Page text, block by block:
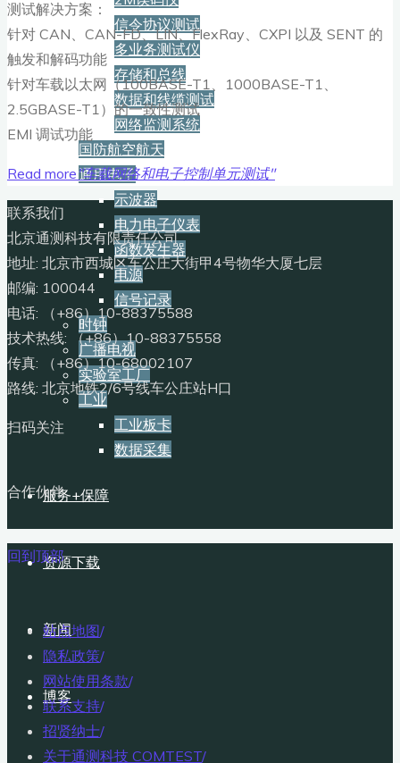
信令协议测试
多业务测试仪
存储和总线
数据和线缆测试
网络监测系统
国防航空航天
通用电子
示波器
电力电子仪表
函数发生器
电源
信号记录
时钟
广播电视
实验室工厂
工业
工业板卡
数据采集
服务+保障
资源下载
新闻
博客
测试解决方案：
针对 CAN、CAN-FD、LIN、FlexRay、CXPI 以及 SENT 的
触发和解码功能
针对车载以太网（100BASE-T1、1000BASE-T1、
2.5GBASE-T1）的一致性测试
EMI 调试功能
Read more"车载网络和电子控制单元测试"
联系我们
北京通测科技有限责任公司
地址: 北京市西城区车公庄大街甲4号物华大厦七层
邮编: 100044
电话: （+86）10-88375588
技术热线: （+86）10-88375558
传真: （+86）10-68002107
路线: 北京地铁2/6号线车公庄站H口
扫码关注
合作伙伴
回到顶部
站点地图/
隐私政策/
网站使用条款/
联系支持/
招贤纳士/
关于通测科技 COMTEST/